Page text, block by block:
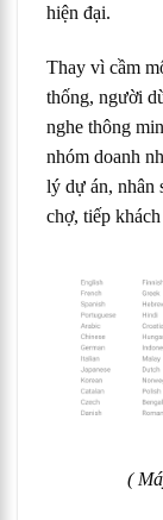
hiện đại.
Thay vì cầm
thống, người
nghe thông
nhóm doanh
lý dự án, nhân
chợ, tiếp
(